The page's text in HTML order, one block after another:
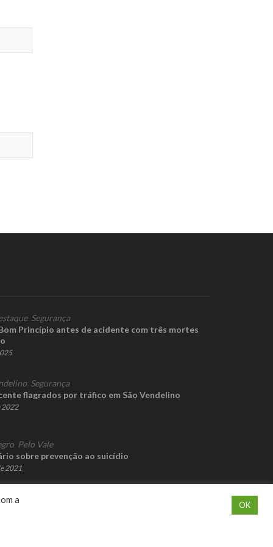
, Segurança
Princípio antes de acidente com três mortes
Segurança
flagrados por tráfico em São Vendelino
2022
Pelo Vale
sobre prevenção ao suicídio
2021
a
OK